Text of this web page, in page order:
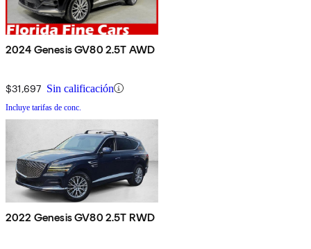
2024 Genesis GV80 2.5T AWD
$31,697 Sin calificación
Incluye tarifas de conc.
2022 Genesis GV80 2.5T RWD